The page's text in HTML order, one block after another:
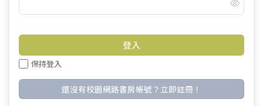
保持登入
還沒有校園網路書房帳號？立即註冊！